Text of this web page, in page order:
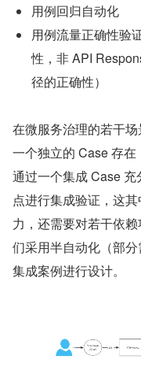
用例回归自动化
用例流量正确性验
性，非 API
径的正确性）
在微服务治理的若干
一个独立的 Case 存
通过一个集成 Case
点进行集成验证，这
力，还需要对若干依
们采用半自动化（部
集成案例进行设计。